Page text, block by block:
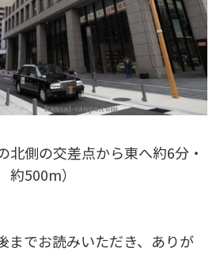
北側の交差点から東へ約6分・
約500m）
までお読みいただき、ありが